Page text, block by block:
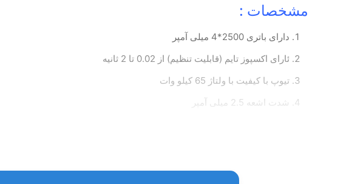
مشخصات :
دارای باتری 2500*4 میلی آمپر
ئارای اکسپوز تایم (قابلیت تنظیم) از 0.02 تا 2 ثانیه
تیوپ با کیفیت با ولتاژ 65 کیلو وات
شدت اشعه 2.5 میلی آمپر
قابلیت کار با سنسور RVG و PSP